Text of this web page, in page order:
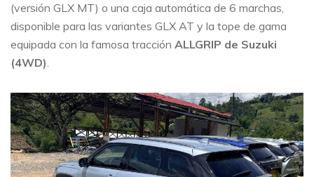
(versión GLX MT) o una caja automática de 6 marchas,
disponible para las variantes GLX AT y la tope de gama
equipada con la famosa tracción ALLGRIP de Suzuki
(4WD).